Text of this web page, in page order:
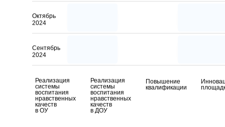
Сентябрь
2024
Октябрь
2024
Повышение
квалификации
Реализация
системы
воспитания
нравственных
качеств
в ДОУ
Реализация
системы
воспитания
нравственных
качеств
в ОУ